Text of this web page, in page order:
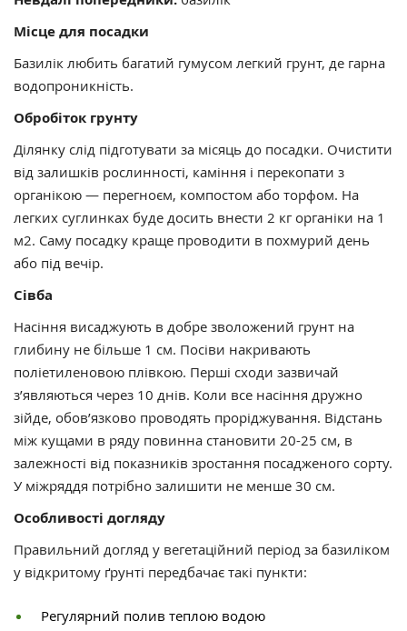
Місце для посадки
Базилік любить багатий гумусом легкий грунт, де гарна
водопроникність.
Обробіток грунту
Ділянку слід підготувати за місяць до посадки. Очистити
від залишків рослинності, каміння і перекопати з
органікою — перегноєм, компостом або торфом. На
легких суглинках буде досить внести 2 кг органіки на 1
м2. Саму посадку краще проводити в похмурий день
або під вечір.
Сівба
Насіння висаджують в добре зволожений грунт на
глибину не більше 1 см. Посіви накривають
поліетиленовою плівкою. Перші сходи зазвичай
з’являються через 10 днів. Коли все насіння дружно
зійде, обов’язково проводять проріджування. Відстань
між кущами в ряду повинна становити 20-25 см, в
залежності від показників зростання посадженого сорту.
У міжряддя потрібно залишити не менше 30 см.
Особливості догляду
Правильний догляд у вегетаційний період за базиліком
у відкритому ґрунті передбачає такі пункти:
Регулярний полив теплою водою